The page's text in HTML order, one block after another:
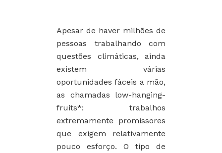
Apesar de haver milhões de
pessoas trabalhando com
questões climáticas, ainda
existem várias
oportunidades fáceis a mão,
as chamadas low-hanging-
fruits*: trabalhos
extremamente promissores
que exigem relativamente
pouco esforço. O tipo de